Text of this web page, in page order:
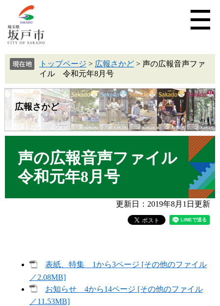
トップページ > 広報さかど > 声の広報音声ファ
イル 令和元年8月号
広報さかど
声の広報音声ファイル
令和元年8月号
更新日：2019年8月1日更新
表紙、特集 1から3ページ [その他のファイル
／2.08MB]
お知らせ 4から14ページ [その他のファイル
／11.53MB]